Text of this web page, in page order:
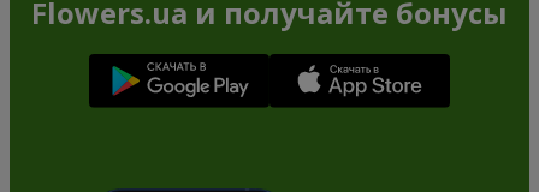
Flowers.ua и получайте бонусы